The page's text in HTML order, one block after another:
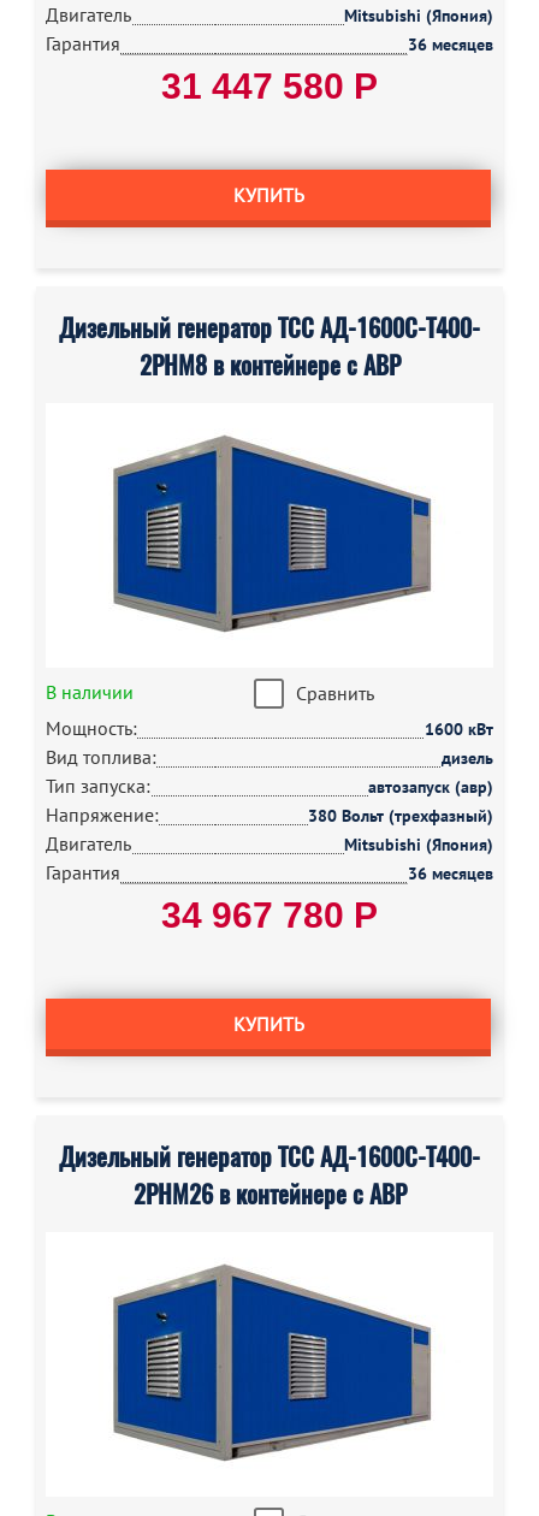
Двигатель Mitsubishi (Япония)
Гарантия 36 месяцев
31 447 580 Р
КУПИТЬ
Дизельный генератор ТСС АД-1600С-Т400-
2РНМ8 в контейнере с АВР
В наличии
Сравнить
Мощность:
1600 кВт
Вид топлива: дизель
Тип запуска: автозапуск (авр)
Напряжение: 380 Вольт (трехфазный)
Двигатель Mitsubishi (Япония)
Гарантия 36 месяцев
34 967 780 Р
КУПИТЬ
Дизельный генератор ТСС АД-1600С-Т400-
2РНМ26 в контейнере с АВР